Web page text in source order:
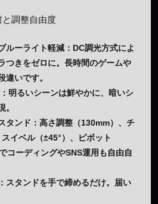
調整自由度
ルーライト軽減 ：DC調光方式によ
つきをゼロに。長時間のゲームや
違いです。
：明るいシーンは鮮やかに、暗いシ
。
タンド ：高さ調整（130mm）、チ
イベル（±45°）、ピボット
コーディングやSNS運用も自由自
：スタンドを手で締めるだけ。届い